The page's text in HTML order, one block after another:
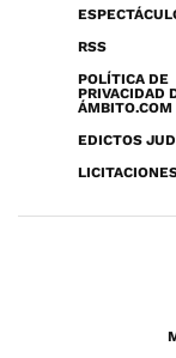
RSS
POLÍTICA DE
PRIVACIDAD
ÁMBITO.COM
EDICTOS